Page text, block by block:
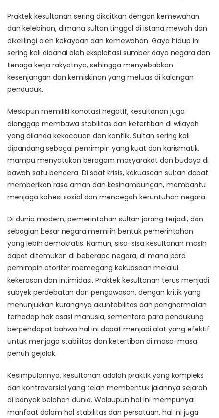
Praktek kesultanan sering dikaitkan dengan kemewahan
dan kelebihan, dimana sultan tinggal di istana mewah dan
dikelilingi oleh kekayaan dan kemewahan. Gaya hidup ini
sering kali didanai oleh eksploitasi sumber daya negara dan
tenaga kerja rakyatnya, sehingga menyebabkan
kesenjangan dan kemiskinan yang meluas di kalangan
penduduk.
Meskipun memiliki konotasi negatif, kesultanan juga
dianggap membawa stabilitas dan ketertiban di wilayah
yang dilanda kekacauan dan konflik. Sultan sering kali
dipandang sebagai pemimpin yang kuat dan karismatik,
mampu menyatukan beragam masyarakat dan budaya di
bawah satu bendera. Di saat krisis, kekuasaan sultan dapat
memberikan rasa aman dan kesinambungan, membantu
menjaga kohesi sosial dan mencegah keruntuhan negara.
Di dunia modern, pemerintahan sultan jarang terjadi, dan
sebagian besar negara memilih bentuk pemerintahan
yang lebih demokratis. Namun, sisa-sisa kesultanan masih
dapat ditemukan di beberapa negara, di mana para
pemimpin otoriter memegang kekuasaan melalui
kekerasan dan intimidasi. Praktek kesultanan terus menjadi
subyek perdebatan dan pengawasan, dengan kritik yang
menunjukkan kurangnya akuntabilitas dan penghormatan
terhadap hak asasi manusia, sementara para pendukung
berpendapat bahwa hal ini dapat menjadi alat yang efektif
untuk menjaga stabilitas dan ketertiban di masa-masa
penuh gejolak.
Kesimpulannya, kesultanan adalah praktik yang kompleks
dan kontroversial yang telah membentuk jalannya sejarah
di banyak belahan dunia. Walaupun hal ini mempunyai
manfaat dalam hal stabilitas dan persatuan, hal ini juga